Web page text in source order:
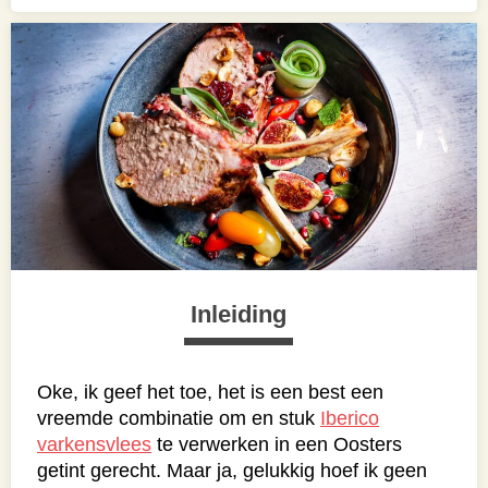
Inleiding
Oke, ik geef het toe, het is een best een
vreemde combinatie om en stuk Iberico
varkensvlees te verwerken in een Oosters
getint gerecht. Maar ja, gelukkig hoef ik geen